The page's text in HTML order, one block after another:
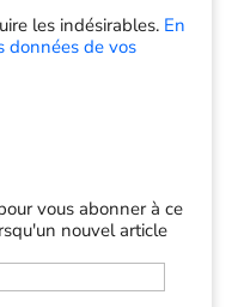
les indésirables. En
données de vos
vous abonner à ce
nouvel article